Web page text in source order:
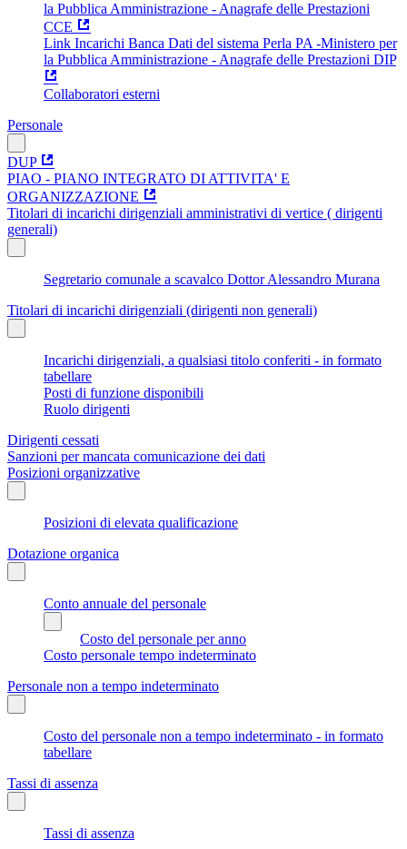
la Pubblica Amministrazione - Anagrafe delle Prestazioni
CCE
Link Incarichi Banca Dati del sistema Perla PA -Ministero per
la Pubblica Amministrazione - Anagrafe delle Prestazioni DIP
Collaboratori esterni
Personale
DUP
PIAO - PIANO INTEGRATO DI ATTIVITA' E
ORGANIZZAZIONE
Titolari di incarichi dirigenziali amministrativi di vertice ( dirigenti
generali)
Segretario comunale a scavalco Dottor Alessandro Murana
Titolari di incarichi dirigenziali (dirigenti non generali)
Incarichi dirigenziali, a qualsiasi titolo conferiti - in formato
tabellare
Posti di funzione disponibili
Ruolo dirigenti
Dirigenti cessati
Sanzioni per mancata comunicazione dei dati
Posizioni organizzative
Posizioni di elevata qualificazione
Dotazione organica
Conto annuale del personale
Costo del personale per anno
Costo personale tempo indeterminato
Personale non a tempo indeterminato
Costo del personale non a tempo indeterminato - in formato
tabellare
Tassi di assenza
Tassi di assenza